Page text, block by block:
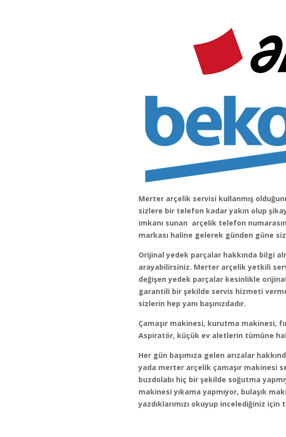
Merter arçelik servisi kullanmış
sizlere bir telefon kadar yakın olup
imkanı sunan arçelik telefon
markası haline gelerek günden güne
Orijinal yedek parçalar hakkında bilgi
arayabilirsiniz. Merter arçelik yetkili
değişen yedek parçalar kesinlikle
garantili bir şekilde servis hizmeti
sizlerin hep yanı başınızdadır.
Çamaşır makinesi, kurutma makinesi,
Aspiratör, küçük ev aletlerin tümüne
Her gün başımıza gelen arızalar
yada merter arçelik çamaşır makinesi
buzdolabı hiç bir şekilde soğutma
makinesi yıkama yapmıyor, bulaşık
yazdıklarımızı okuyup incelediğiniz